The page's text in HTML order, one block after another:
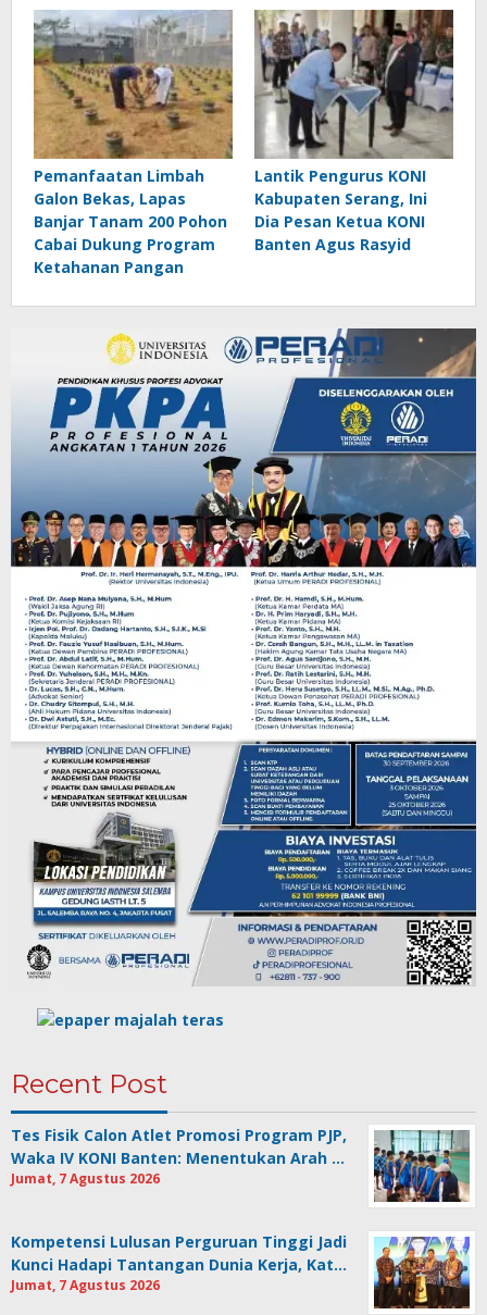
Pemanfaatan Limbah
Galon Bekas, Lapas
Banjar Tanam 200 Pohon
Cabai Dukung Program
Ketahanan Pangan
Lantik Pengurus KONI
Kabupaten Serang, Ini
Dia Pesan Ketua KONI
Banten Agus Rasyid
Recent Post
Tes Fisik Calon Atlet Promosi Program PJP,
Waka IV KONI Banten: Menentukan Arah …
Jumat, 7 Agustus 2026
Kompetensi Lulusan Perguruan Tinggi Jadi
Kunci Hadapi Tantangan Dunia Kerja, Kat…
Jumat, 7 Agustus 2026